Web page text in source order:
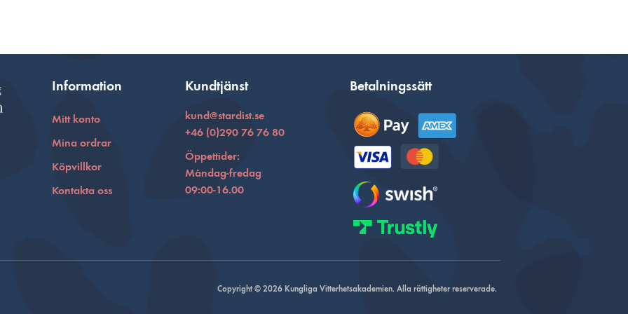
Information
Mitt konto
Mina ordrar
Köpvillkor
Kontakta oss
Kundtjänst
kund@stardist.se
+46 (0)290 76 76 80
Öppettider:
Måndag-fredag
09:00-16.00
Betalningssätt
Copyright © 2026 Kungliga Vitterhetsakademien. Alla rättigheter reserverade.